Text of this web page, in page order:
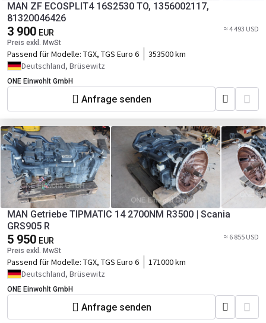
MAN ZF ECOSPLIT4 16S2530 TO, 1356002117,
81320046426
3 900 EUR
Preis exkl. MwSt
≈ 4 493 USD
Passend für Modelle: TGX, TGS Euro 6
353500 km
Deutschland, Brüsewitz
ONE Einwohlt GmbH
Anfrage senden
MAN Getriebe TIPMATIC 14 2700NM R3500 | Scania
GRS905 R
5 950 EUR
Preis exkl. MwSt
≈ 6 855 USD
Passend für Modelle: TGX, TGS Euro 6
171000 km
Deutschland, Brüsewitz
ONE Einwohlt GmbH
Anfrage senden